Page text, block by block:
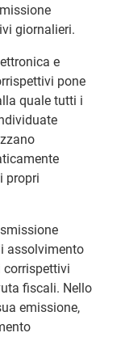
giornalieri.
e
pone
quale tutti i
propri
assolvimento
corrispettivi
fiscali. Nello
emissione,